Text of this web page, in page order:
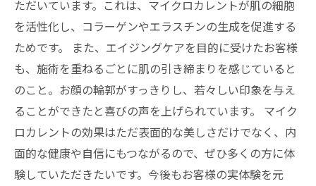
ただいています。これは、マイクロカレントが肌の細胞
を活性化し、コラーゲンやエラスチンの生成を促進する
ためです。 また、エイジングケアを目的に受けたお客様
も、施術を重ねるごとに肌の引き締まりを感じていると
のこと。お顔の輪郭がすっきりし、若々しい印象を与え
ることができたと喜びの声を上げられています。 マイク
ロカレントの効果はただ表面的な美しさだけでなく、内
面的な健康や自信にもつながるので、ぜひ多くの方に体
験していただきたいです。今後もお客様の実体験を元